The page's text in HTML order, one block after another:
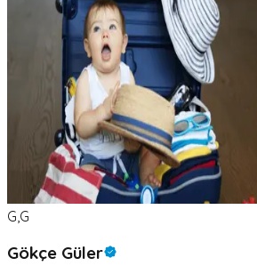
G,G
Gökçe Güler